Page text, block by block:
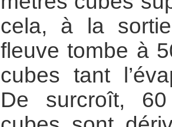
cela, à la
fleuve tombe à
cubes tant
De surcroît,